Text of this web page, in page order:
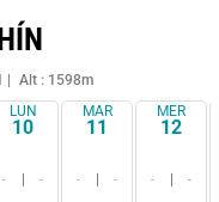
Alt : 1598m
LUN
10
- -
MAR
11
- -
MER
12
- -